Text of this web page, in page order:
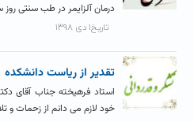
درمان آلزایمر در طب سنتی
تاریخ۱ دی ۱۳۹۸
تقدیر از ریاست دانشکده
استاد فرهیخته جناب آقای
خود لازم می دانم از زحمات و